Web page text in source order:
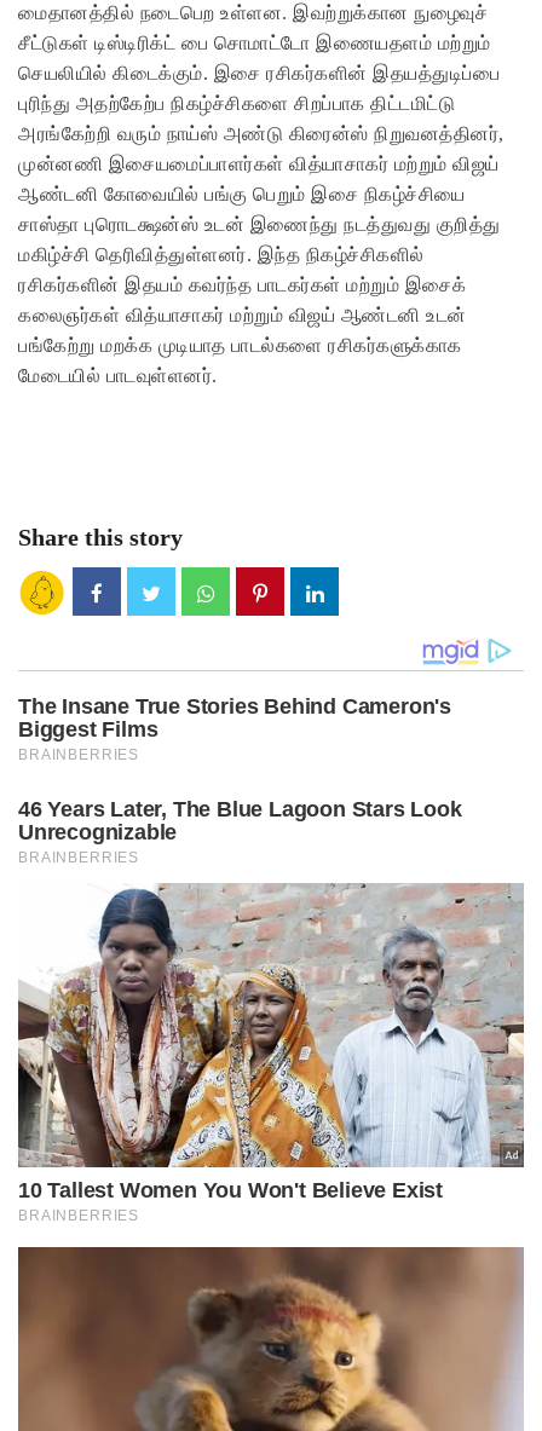
மைதானத்தில் நடைபெற உள்ளன. இவற்றுக்கான நுழைவுச்
சீட்டுகள் டிஸ்டிரிக்ட் பை சொமாட்டோ இணையதளம் மற்றும்
செயலியில் கிடைக்கும். இசை ரசிகர்களின் இதயத்துடிப்பை
புரிந்து அதற்கேற்ப நிகழ்ச்சிகளை சிறப்பாக திட்டமிட்டு
அரங்கேற்றி வரும் நாய்ஸ் அண்டு கிரைன்ஸ் நிறுவனத்தினர்,
முன்னணி இசையமைப்பாளர்கள் வித்யாசாகர் மற்றும் விஜய்
ஆண்டனி கோவையில் பங்கு பெறும் இசை நிகழ்ச்சியை
சாஸ்தா புரொடக்ஷன்ஸ் உடன் இணைந்து நடத்துவது குறித்து
மகிழ்ச்சி தெரிவித்துள்ளனர். இந்த நிகழ்ச்சிகளில்
ரசிகர்களின் இதயம் கவர்ந்த‌ பாடகர்கள் மற்றும் இசைக்
கலைஞர்கள் வித்யாசாகர் மற்றும் விஜய் ஆண்டனி உடன்
பங்கேற்று மறக்க முடியாத பாடல்களை ரசிகர்களுக்காக
மேடையில் பாடவுள்ளனர்.
Share this story